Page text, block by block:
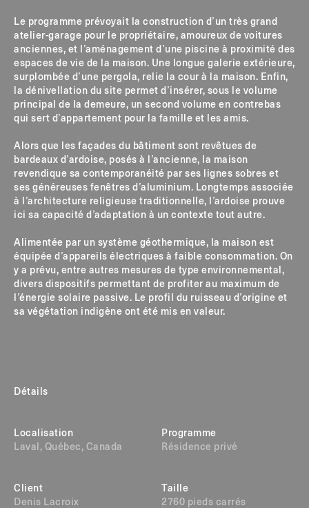
Le programme prévoyait la construction d’un très grand
atelier-garage pour le propriétaire, amoureux de voitures
anciennes, et l’aménagement d’une piscine à proximité des
espaces de vie de la maison. Une longue galerie extérieure,
surplombée d’une pergola, relie la cour à la maison. Enfin,
la dénivellation du site permet d’insérer, sous le volume
principal de la demeure, un second volume en contrebas
qui sert d’appartement pour la famille et les amis.
Alors que les façades du bâtiment sont revêtues de
bardeaux d’ardoise, posés à l’ancienne, la maison
revendique sa contemporanéité par ses lignes sobres et
ses généreuses fenêtres d’aluminium. Longtemps associée
à l’architecture religieuse traditionnelle, l’ardoise prouve
ici sa capacité d’adaptation à un contexte tout autre.
Alimentée par un système géothermique, la maison est
équipée d’appareils électriques à faible consommation. On
y a prévu, entre autres mesures de type environnemental,
divers dispositifs permettant de profiter au maximum de
l’énergie solaire passive. Le profil du ruisseau d’origine et
sa végétation indigène ont été mis en valeur.
Détails
Localisation
Laval, Québec, Canada
Programme
Résidence privé
Client
Denis Lacroix
Taille
2760 pieds carrés